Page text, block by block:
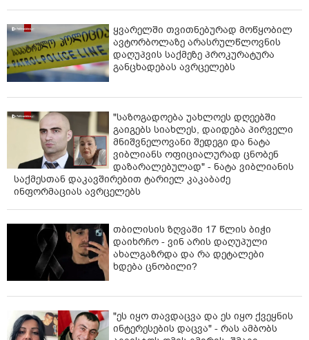
ყვარელში თვითნებურად მოწყობილ
ავტორბოლაზე არასრულწლოვნის
დაღუპვის საქმეზე პროკურატურა
განცხადებას ავრცელებს
"საზოგადოება უახლოეს დღეებში
გაიგებს სიახლეს, დაიდება პირველი
მნიშვნელოვანი შედეგი და ნატა
ვიბლიანს ოფიციალურად ცნობენ
დაზარალებულად" - ნატა ვიბლიანის
საქმესთან დაკავშირებით ტარიელ კაკაბაძე
ინფორმაციას ავრცელებს
თბილისის ზღვაში 17 წლის ბიჭი
დაიხრჩო - ვინ არის დაღუპული
ახალგაზრდა და რა დეტალები
ხდება ცნობილი?
"ეს იყო თავდაცვა და ეს იყო ქვეყნის
ინტერესების დაცვა" - რას ამბობს